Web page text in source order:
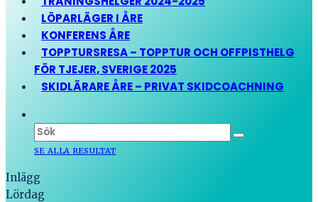
LÖPARLÄGER I ÅRE
KONFERENS ÅRE
TOPPTURSRESA – TOPPTUR OCH OFFPISTHELG
FÖR TJEJER, SVERIGE 2025
SKIDLÄRARE ÅRE – PRIVAT SKIDCOACHNING
SE ALLA RESULTAT
Inlägg
Lördag